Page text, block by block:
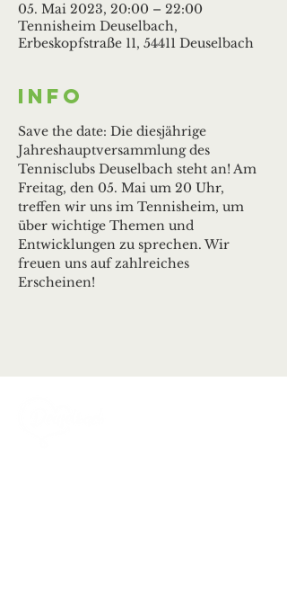
05. Mai 2023, 20:00 – 22:00
Tennisheim Deuselbach,
Erbeskopfstraße 11, 54411 Deuselbach
Info
Save the date: Die diesjährige
Jahreshauptversammlung des
Tennisclubs Deuselbach steht an! Am
Freitag, den 05. Mai um 20 Uhr,
treffen wir uns im Tennisheim, um
über wichtige Themen und
Entwicklungen zu sprechen. Wir
freuen uns auf zahlreiches
Erscheinen!